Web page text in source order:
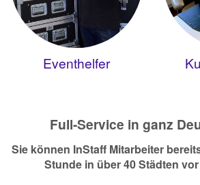
Eventhelfer
Full-Service in ganz
Sie können InStaff Mitarbeiter
Stunde in über 40 Städten